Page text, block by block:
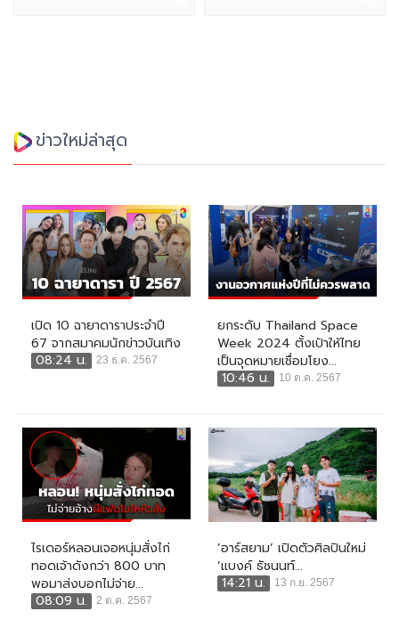
ข่าวใหม่ล่าสุด
เปิด 10 ฉายาดาราประจำปี
67 จากสมาคมนักข่าวบันเทิง
08:24 น.
23 ธ.ค. 2567
ยกระดับ Thailand Space
Week 2024 ตั้งเป้าให้ไทย
เป็นจุดหมายเชื่อมโยง...
10:46 น.
10 ต.ค. 2567
ไรเดอร์หลอนเจอหนุ่มสั่งไก่
ทอดเจ้าดังกว่า 800 บาท
พอมาส่งบอกไม่จ่าย...
08:09 น.
2 ต.ค. 2567
‘อาร์สยาม’ เปิดตัวศิลปินใหม่
‘แบงค์ ธัชนนท์...
14:21 น.
13 ก.ย. 2567